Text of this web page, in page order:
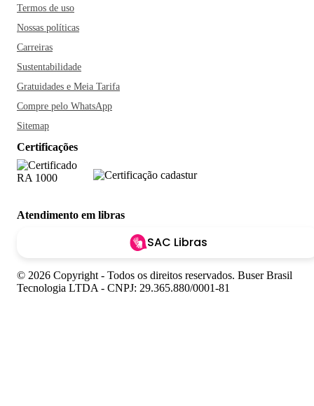
Termos de uso
Nossas políticas
Carreiras
Sustentabilidade
Gratuidades e Meia Tarifa
Compre pelo WhatsApp
Sitemap
Certificações
Atendimento em libras
SAC Libras
© 2026 Copyright - Todos os direitos reservados. Buser Brasil
Tecnologia LTDA - CNPJ: 29.365.880/0001-81